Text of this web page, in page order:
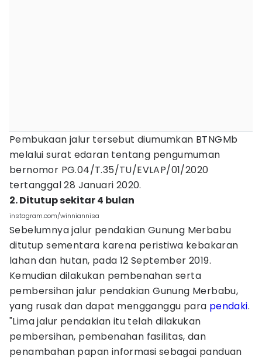
Pembukaan jalur tersebut diumumkan BTNGMb
melalui surat edaran tentang pengumuman
bernomor PG.04/T.35/TU/EVLAP/01/2020
tertanggal 28 Januari 2020.
2. Ditutup sekitar 4 bulan
instagram.com/winniannisa
Sebelumnya jalur pendakian Gunung Merbabu
ditutup sementara karena peristiwa kebakaran
lahan dan hutan, pada 12 September 2019.
Kemudian dilakukan pembenahan serta
pembersihan jalur pendakian Gunung Merbabu,
yang rusak dan dapat mengganggu para pendaki.
"Lima jalur pendakian itu telah dilakukan
pembersihan, pembenahan fasilitas, dan
penambahan papan informasi sebagai panduan